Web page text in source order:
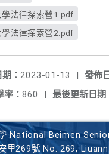
法律探索營1.pdf
法律探索營2.pdf
發佈
： 2023-01-13
|
最後更新日期
率： 860 |
National Beimen
里269號 No. 269,